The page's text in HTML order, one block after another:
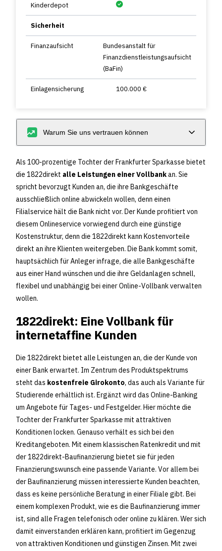
Kinderdepot
Sicherheit
Finanzaufsicht
Bundesanstalt für
Finanzdienstleistungsaufsicht
(BaFin)
Einlagensicherung 100.000 €
Warum Sie uns vertrauen können
Als 100-prozentige Tochter der Frankfurter Sparkasse bietet
die 1822direkt alle Leistungen einer Vollbankan. Sie
spricht bevorzugt Kunden an, die ihre Bankgeschäfte
ausschließlich online abwickeln wollen, denn einen
Filialservice hält die Bank nicht vor. Der Kunde profitiert von
diesem Onlineservice vorwiegend durch eine günstige
Kostenstruktur, denn die 1822direkt kann Kostenvorteile
direkt an ihre Klienten weitergeben. Die Bank kommt somit,
hauptsächlich für Anleger infrage, die alle Bankgeschäfte
aus einer Hand wünschen und die ihre Geldanlagen schnell,
flexibel und unabhängig bei einer Online-Vollbank verwalten
wollen.
1822direkt: Eine Vollbank für
internetaffine Kunden
Die 1822direkt bietet alle Leistungen an, die der Kunde von
einer Bank erwartet. Im Zentrum des Produktspektrums
steht das kostenfreie Girokonto, das auch als Variante für
Studierende erhältlich ist. Ergänzt wird das Online-Banking
um Angebote für Tages- und Festgelder. Hier möchte die
Tochter der Frankfurter Sparkasse mit attraktiven
Konditionen locken. Genauso verhält es sich bei den
Kreditangeboten. Mit einem klassischen Ratenkredit und mit
der 1822direkt-Baufinanzierung bietet sie für jeden
Finanzierungswunsch eine passende Variante. Vor allem bei
der Baufinanzierung müssen interessierte Kunden beachten,
dass es keine persönliche Beratung in einer Filiale gibt. Bei
einem komplexen Produkt, wie es die Baufinanzierung immer
ist, sind alle Fragen telefonisch oder online zu klären. Wer sich
damit einverstanden erklären kann, profitiert im Gegenzug
von attraktiven Konditionen und günstigen Zinsen. Mit zwei